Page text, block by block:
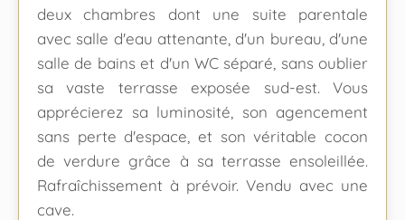
deux chambres dont une suite parentale
avec salle d'eau attenante, d'un bureau, d'une
salle de bains et d'un WC séparé, sans oublier
sa vaste terrasse exposée sud-est. Vous
apprécierez sa luminosité, son agencement
sans perte d'espace, et son véritable cocon
de verdure grâce à sa terrasse ensoleillée.
Rafraîchissement à prévoir. Vendu avec une
cave.